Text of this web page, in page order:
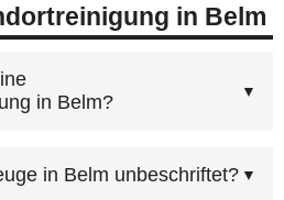
in Belm
in Belm?
es telefonisch:
in Belm unbeschriftet?